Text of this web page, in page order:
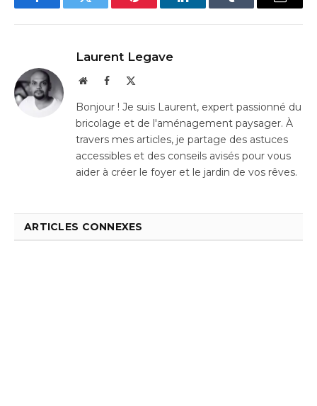
FacebookTwitter Pinterest LinkedInTumblr Email
Laurent Legave
WebsiteFacebook
Bonjour ! Je suis Laurent, expert passionné du
bricolage et de l'aménagement paysager. À
travers mes articles, je partage des astuces
accessibles et des conseils avisés pour vous
aider à créer le foyer et le jardin de vos rêves.
ARTICLES CONNEXES